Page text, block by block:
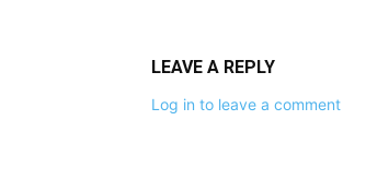
LEAVE A REPLY
Log in to leave a comment